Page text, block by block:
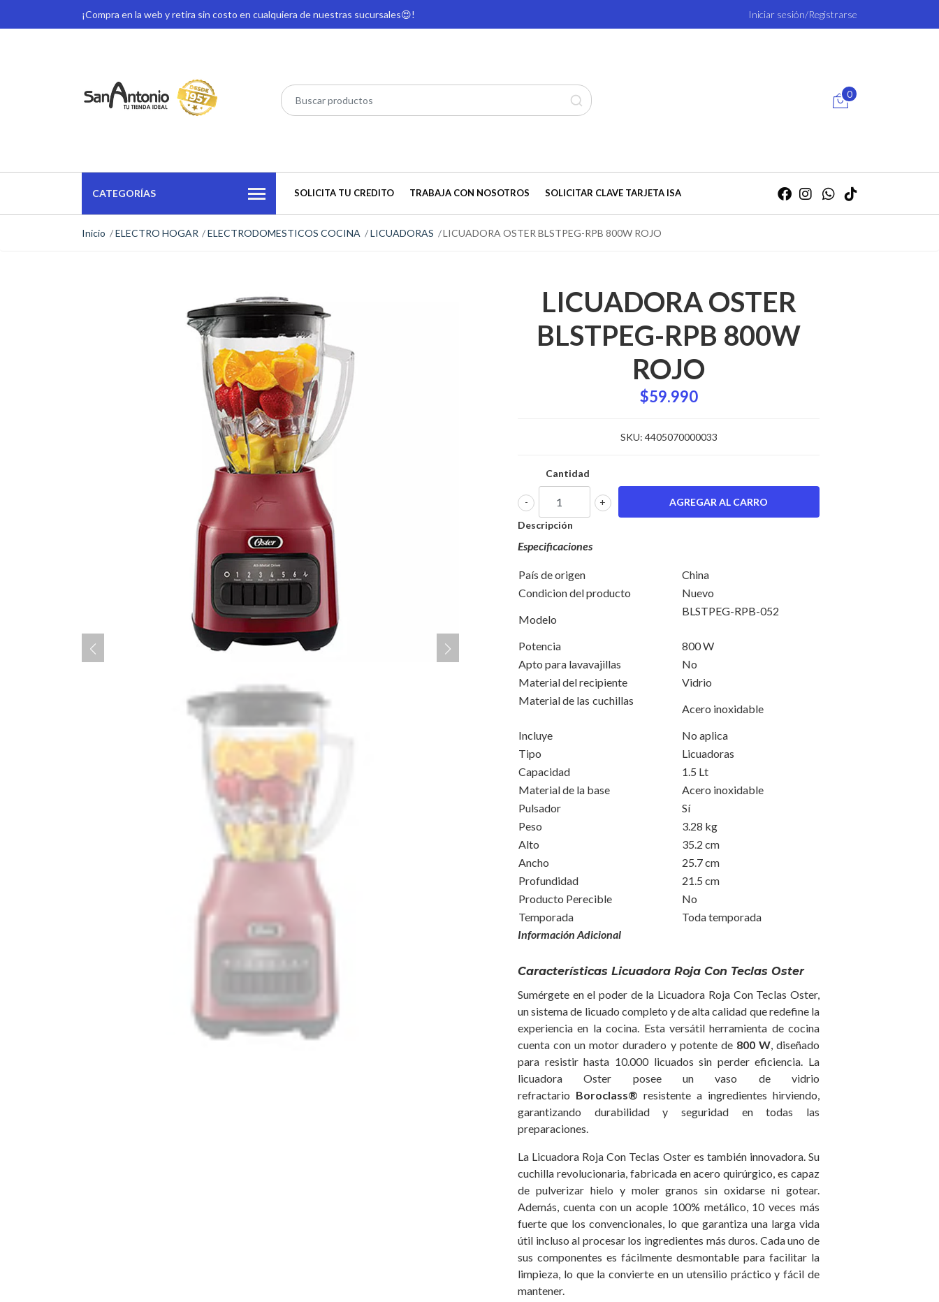
¡Compra en la web y retira sin costo en cualquiera de nuestras sucursales😍! Iniciar sesión/Registrarse
0
CATEGORÍAS SOLICITA TU CREDITO TRABAJA CON NOSOTROS SOLICITAR CLAVE TARJETA ISA
Inicio ELECTRO HOGAR ELECTRODOMESTICOS COCINA LICUADORAS LICUADORA OSTER BLSTPEG-RPB 800W ROJO
LICUADORA OSTER
BLSTPEG-RPB 800W
ROJO
$59.990
SKU: 4405070000033
Cantidad
+
-
Descripción
Especificaciones
País de origen
China
Condicion del producto
Nuevo
Modelo
BLSTPEG-RPB-052
Potencia
800 W
Apto para lavavajillas
No
Material del recipiente
Vidrio
Material de las cuchillas
Acero inoxidable
Incluye
No aplica
Tipo
Licuadoras
Capacidad
1.5 Lt
Material de la base
Acero inoxidable
Pulsador
Sí
Peso
3.28 kg
Alto
35.2 cm
Ancho
25.7 cm
Profundidad
21.5 cm
Producto Perecible
No
Temporada
Toda temporada
Información Adicional
Características Licuadora Roja Con Teclas Oster
Sumérgete en el poder de la Licuadora Roja Con Teclas Oster,
un sistema de licuado completo y de alta calidad que redefine la
experiencia en la cocina. Esta versátil herramienta de cocina
cuenta con un motor duradero y potente de 800 W, diseñado
para resistir hasta 10.000 licuados sin perder eficiencia. La
licuadora Oster posee un vaso de vidrio
refractario Boroclass® resistente a ingredientes hirviendo,
garantizando durabilidad y seguridad en todas las
preparaciones.
La Licuadora Roja Con Teclas Oster es también innovadora. Su
cuchilla revolucionaria, fabricada en acero quirúrgico, es capaz
de pulverizar hielo y moler granos sin oxidarse ni gotear.
Además, cuenta con un acople 100% metálico, 10 veces más
fuerte que los convencionales, lo que garantiza una larga vida
útil incluso al procesar los ingredientes más duros. Cada uno de
sus componentes es fácilmente desmontable para facilitar la
limpieza, lo que la convierte en un utensilio práctico y fácil de
mantener.